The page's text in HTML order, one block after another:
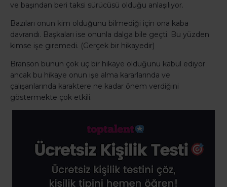
ve başından beri taksi sürücüsü olduğu anlaşılıyor.
Bazıları onun kim olduğunu bilmediği için ona kaba
davrandı. Başkaları ise onunla dalga bile geçti. Bu yüzden
kimse işe giremedi. (Gerçek bir hikayedir)
Branson bunun çok uç bir hikaye olduğunu kabul ediyor
ancak bu hikaye onun işe alma kararlarında ve
çalışanlarında karaktere ne kadar önem verdiğini
göstermekte çok etkili.